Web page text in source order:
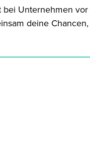
Unternehmen
deine